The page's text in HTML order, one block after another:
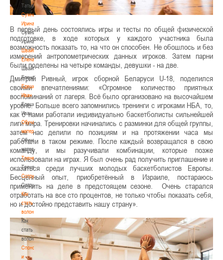
Татьяна
Сумникова
Ирина
Сумникова
Ирина
Швайбович
Елена
Швайбович
Елена
Едешко
Иван
Едешко
Иван
Обучающие
материалы
Обучающие
материалы
Тренерам
Тренерам
Сотрудничество
Сотрудничество
Как
стать
волонтером
Как
стать
волонтером
Спонсоры
и
В первый день состоялись игры и тесты по общей физической
подготовке, в ходе которых у каждого участника была
возможность показать то, на что он способен. Не обошлось и без
измерений антропометрических данных игроков. Затем парни
были поделены на четыре команды, девушки - на две.
Дмитрий Ривный, игрок сборной Беларуси U-18, поделился
своими впечатлениями: «Огромное количество приятных
воспоминаний от лагеря. Всё было организовано на высочайшем
уровне. Больше всего запомнились тренинги с игроками НБА, то,
как с нами работали индивидуально баскетболисты сильнейшей
лиги мира. Тренировки начинались с разминки для общей группы,
затем нас делили по позициям и на протяжении часа мы
работали в таком режиме. После каждый возвращался в свою
команду, и мы разучивали комбинации, которые позже
использовали на играх. Я был очень рад получить приглашение и
оказаться среди лучших молодых баскетболистов Европы.
Бесценный опыт, приобретённый в Израиле, постараюсь
применить на деле в предстоящем сезоне. Очень старался
отработать на все сто процентов, не только чтобы показать себя,
но и достойно представить нашу страну».